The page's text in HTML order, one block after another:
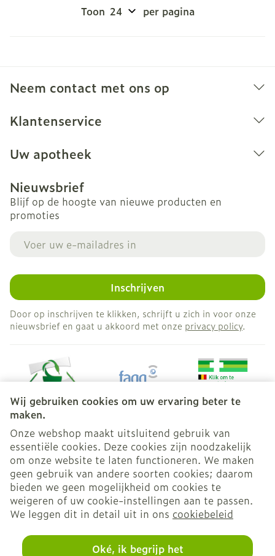
Wij gebruiken cookies om uw ervaring beter te
maken.
Onze webshop maakt uitsluitend gebruik van
essentiële cookies. Deze cookies zijn noodzakelijk
om onze website te laten functioneren. We maken
geen gebruik van andere soorten cookies; daarom
bieden we geen mogelijkheid om cookies te
weigeren of uw cookie-instellingen aan te passen.
We leggen dit in detail uit in ons cookiebeleid
Oké, ik begrijp het
Toon per pagina
Neem contact met ons op
Klantenservice
Uw apotheek
Nieuwsbrief
Blijf op de hoogte van nieuwe producten en
promoties
Inschrijven
Door op inschrijven te klikken, schrijft u zich in voor onze
nieuwsbrief en gaat u akkoord met onze privacy policy.
Juridische links